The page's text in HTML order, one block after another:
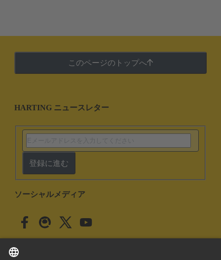
このページのトップへ
HARTING ニュースレター
登録に進む
ソーシャルメディア